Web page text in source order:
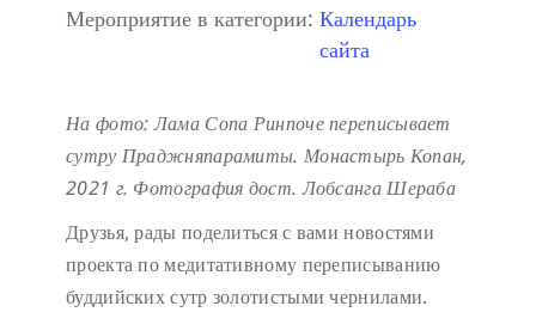
Мероприятие в категории: Календарь
сайта
На фото: Лама Сопа Ринпоче переписывает
сутру Праджняпарамиты. Монастырь Копан,
2021 г. Фотография дост. Лобсанга Шераба
Друзья, рады поделиться с вами новостями
проекта по медитативному переписыванию
буддийских сутр золотистыми чернилами.